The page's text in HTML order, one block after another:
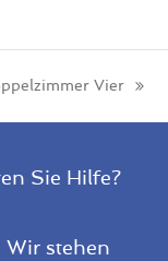
Vier
Sie Hilfe?
stehen